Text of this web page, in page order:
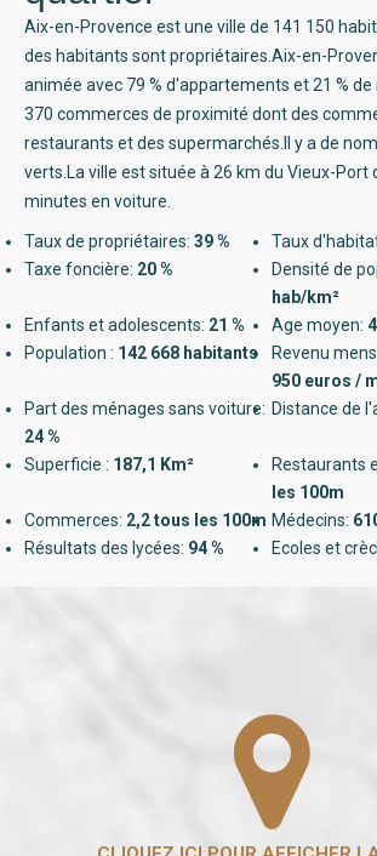
Aix-en-Provence est une ville de 141 150
des habitants sont propriétaires.Aix-en-
animée avec 79 % d'appartements et 21 % de
370 commerces de proximité dont des
restaurants et des supermarchés.Il y a de
verts.La ville est située à 26 km du Vieux-Port
minutes en voiture.
Taux de propriétaires: 39 % Taux
Taxe foncière: 20 % Densité de
hab/km²
Enfants et adolescents: 21 % Age moyen:
Population : 142 668 habitants Revenu
950 euros /
Part des ménages sans voiture:
24 %
Distance de
Superficie : 187,1 Km² Restaurants
les 100m
Commerces: 2,2 tous les 100m Médecins:
Résultats des lycées: 94 % Ecoles et